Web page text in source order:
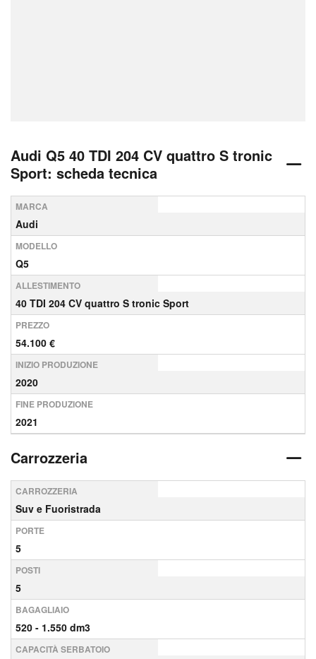
Audi Q5 40 TDI 204 CV quattro S tronic
Sport: scheda tecnica
MARCA
Audi
MODELLO
Q5
ALLESTIMENTO
40 TDI 204 CV quattro S tronic Sport
PREZZO
54.100 €
INIZIO PRODUZIONE
2020
FINE PRODUZIONE
2021
Carrozzeria
CARROZZERIA
Suv e Fuoristrada
PORTE
5
POSTI
5
BAGAGLIAIO
520 - 1.550 dm3
CAPACITÀ SERBATOIO